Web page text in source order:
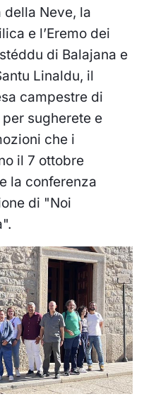
della Neve, la
e l’Eremo dei
di Balajana e
Linaldu, il
campestre di
sugherete e
che i
il 7 ottobre
la conferenza
di "Noi